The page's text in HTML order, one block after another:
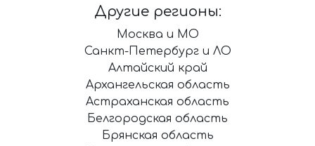
Другие регионы:
Москва и МО
Санкт-Петербург и ЛО
Алтайский край
Архангельская область
Астраханская область
Белгородская область
Брянская область